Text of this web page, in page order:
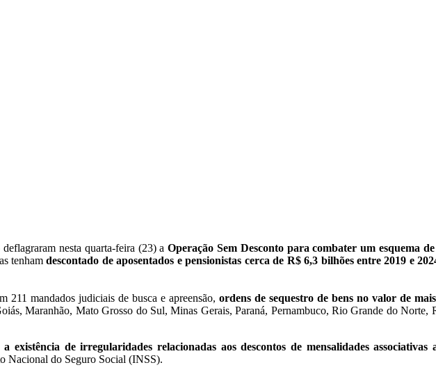
nesta quarta-feira (23) aOperação Sem Desconto para combater um esquema
tenham descontado de aposentados e pensionistas cerca de R$ 6,3 bilhões entre 2019 e
mandados judiciais de busca e apreensão, ordens de sequestro de bens no valor de
Maranhão, Mato Grosso do Sul, Minas Gerais, Paraná, Pernambuco, Rio Grande do
existência de irregularidades relacionadas aos descontos de mensalidades associativas
Nacional do Seguro Social (INSS).